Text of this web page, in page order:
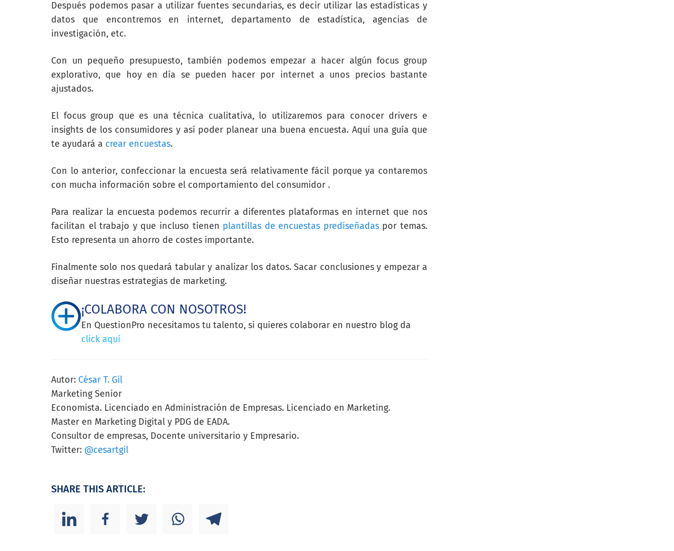
Después podemos pasar a utilizar fuentes secundarias, es decir utilizar las estadísticas y
datos que encontremos en internet, departamento de estadística, agencias de
investigación, etc.
Con un pequeño presupuesto, también podemos empezar a hacer algún focus group
explorativo, que hoy en día se pueden hacer por internet a unos precios bastante
ajustados.
El focus group que es una técnica cualitativa, lo utilizaremos para conocer drivers e
insights de los consumidores y así poder planear una buena encuesta. Aquí una guía que
te ayudará a crear encuestas.
Con lo anterior, confeccionar la encuesta será relativamente fácil porque ya contaremos
con mucha información sobre el comportamiento del consumidor .
Para realizar la encuesta podemos recurrir a diferentes plataformas en internet que nos
facilitan el trabajo y que incluso tienen plantillas de encuestas prediseñadaspor temas.
Esto representa un ahorro de costes importante.
Finalmente solo nos quedará tabular y analizar los datos. Sacar conclusiones y empezar a
diseñar nuestras estrategias de marketing.
¡COLABORA CON NOSOTROS!
En QuestionPro necesitamos tu talento, si quieres colaborar en nuestro blog da
click aquí
Autor: César T. Gil
Marketing Senior
Economista. Licenciado en Administración de Empresas. Licenciado en Marketing.
Master en Marketing Digital y PDG de EADA.
Consultor de empresas, Docente universitario y Empresario.
Twitter: @cesartgil
SHARE THIS ARTICLE: